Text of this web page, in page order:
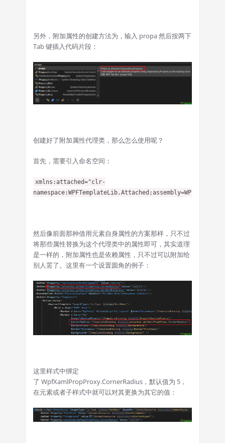
另外，附加属性的创建方法为，输入 propa 然后按两下
Tab 键插入代码片段：
创建好了附加属性代理类，那么怎么使用呢？
首先，需要引入命名空间：
xmlns:attached="clr-
然后像前面那种借用元素自身属性的方案那样，只不过
将那些属性替换为这个代理类中的属性即可，其实道理
是一样的，附加属性也是依赖属性，只不过可以附加给
别人罢了。这里有一个设置圆角的例子：
这里样式中绑定
了 WpfXamlPropProxy.CornerRadius，默认值为 5，
在元素或者子样式中就可以对其更换为其它的值：